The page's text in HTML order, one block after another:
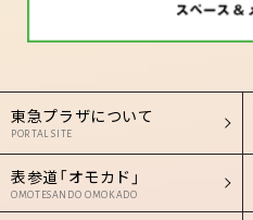
東急プラザについて
PORTAL SITE
表参道「オモカド」
OMOTESANDO OMOKADO